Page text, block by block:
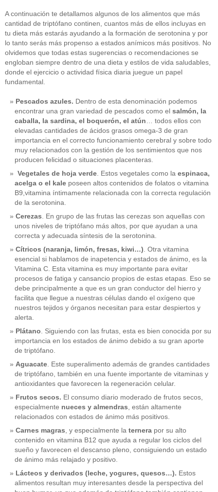
A continuación te detallamos algunos de los alimentos que más
cantidad de triptófano continen, cuantos más de ellos incluyas en
tu dieta más estarás ayudando a la formación de serotonina y por
lo tanto serás más propenso a estados anímicos más positivos. No
olvidemos que todas estas sugerencias o recomendaciones se
engloban siempre dentro de una dieta y estilos de vida saludables,
donde el ejercicio o actividad física diaria juegue un papel
fundamental.
Pescados azules. Dentro de esta denominación podemos
encontrar una gran variedad de pescados como el salmón, la
caballa, la sardina, el boquerón, el atún… todos ellos con
elevadas cantidades de ácidos grasos omega-3 de gran
importancia en el correcto funcionamiento cerebral y sobre todo
muy relacionados con la gestión de los sentimientos que nos
producen felicidad o situaciones placenteras.
Vegetales de hoja verde. Estos vegetales como la espinaca,
acelga o el kale poseen altos contenidos de folatos o vitamina
B9,vitamina íntimamente relacionada con la correcta regulación
de la serotonina.
Cerezas. En grupo de las frutas las cerezas son aquellas con
unos niveles de triptófano más altos, por que ayudan a una
correcta y adecuada síntesis de la serotonina.
Cítricos (naranja, limón, fresas, kiwi…). Otra vitamina
esencial si hablamos de inapetencia y estados de ánimo, es la
Vitamina C. Esta vitamina es muy importante para evitar
procesos de fatiga y cansancio propios de estas etapas. Eso se
debe principalmente a que es un gran conductor del hierro y
facilita que llegue a nuestras células dando el oxígeno que
nuestros tejidos y órganos necesitan para estar despiertos y
alerta.
Plátano. Siguiendo con las frutas, esta es bien conocida por su
importancia en los estados de ánimo debido a su gran aporte
de triptófano.
Aguacate. Este superalimento además de grandes cantidades
de triptófano, también en una fuente importante de vitaminas y
antioxidantes que favorecen la regeneración celular.
Frutos secos. El consumo diario moderado de frutos secos,
especialmente nueces y almendras, están altamente
relacionados con estados de ánimo más positivos.
Carnes magras, y especialmente la ternera por su alto
contenido en vitamina B12 que ayuda a regular los ciclos del
sueño y favorecen el descanso pleno, consiguiendo un estado
de ánimo más relajado y positivo.
Lácteos y derivados (leche, yogures, quesos…). Estos
alimentos resultan muy interesantes desde la perspectiva del